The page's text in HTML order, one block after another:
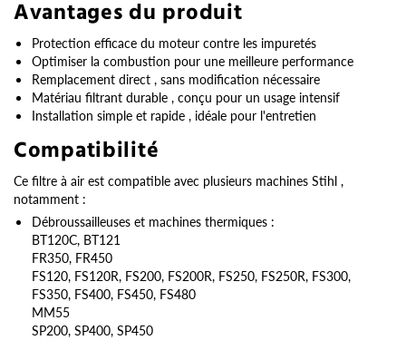
Avantages du produit
Protection efficace du moteur contre les impuretés
Optimiser la combustion pour une meilleure performance
Remplacement direct , sans modification nécessaire
Matériau filtrant durable , conçu pour un usage intensif
Installation simple et rapide , idéale pour l'entretien
Compatibilité
Ce filtre à air est compatible avec plusieurs machines Stihl ,
notamment :
Débroussailleuses et machines thermiques :
BT120C, BT121
FR350, FR450
FS120, FS120R, FS200, FS200R, FS250, FS250R, FS300,
FS350, FS400, FS450, FS480
MM55
SP200, SP400, SP450